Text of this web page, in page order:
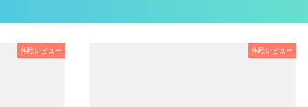
体験レビュー 体験レビュー